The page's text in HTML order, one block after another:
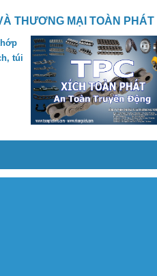
THƯƠNG MẠI TOÀN PHÁT
túi